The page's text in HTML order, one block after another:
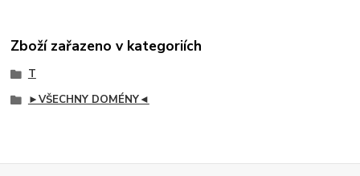
Zboží zařazeno v kategoriích
T
►VŠECHNY DOMÉNY◄